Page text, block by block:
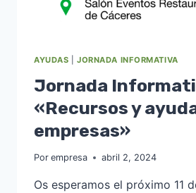
AYUDAS |JORNADA INFORMATIVA
Jornada
«Recursos y
empresas»
Por empresa abril 2, 2024
Os esperamos el próximo 11